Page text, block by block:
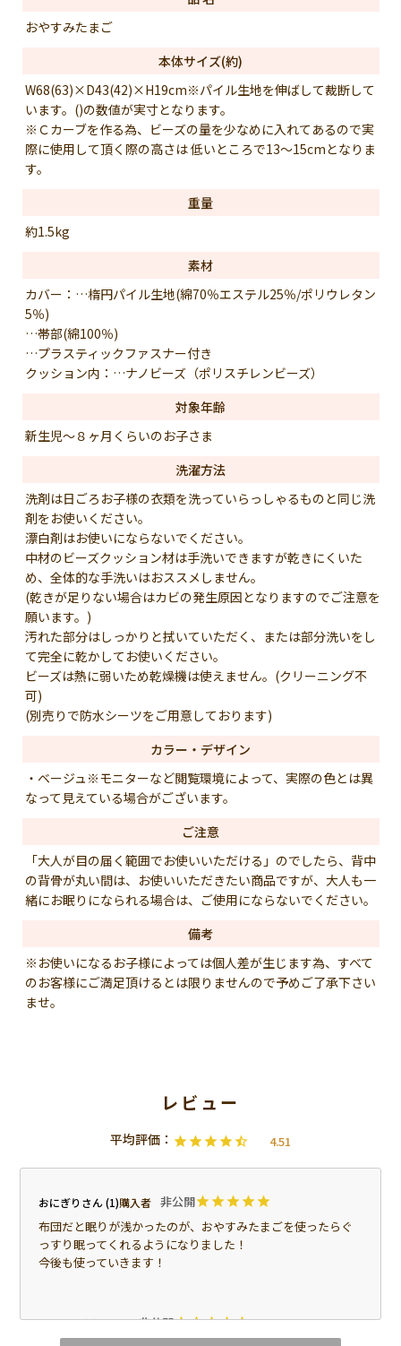
おやすみたまご
本体サイズ(約)
W68(63)×D43(42)×H19cm※パイル生地を伸ばして裁断して
います。()の数値が実寸となります。
※Ｃカーブを作る為、ビーズの量を少なめに入れてあるので実
際に使用して頂く際の高さは 低いところで13〜15cmとなりま
す。
重量
約1.5kg
素材
カバー：…楕円パイル生地(綿70％エステル25％/ポリウレタン
5％)
…帯部(綿100％)
…プラスティックファスナー付き
クッション内：…ナノビーズ（ポリスチレンビーズ）
対象年齢
新生児～８ヶ月くらいのお子さま
洗濯方法
洗剤は日ごろお子様の衣類を洗っていらっしゃるものと同じ洗
剤をお使いください。
漂白剤はお使いにならないでください。
中材のビーズクッション材は手洗いできますが乾きにくいた
め、全体的な手洗いはおススメしません。
(乾きが足りない場合はカビの発生原因となりますのでご注意を
願います。)
汚れた部分はしっかりと拭いていただく、または部分洗いをし
て完全に乾かしてお使いください。
ビーズは熱に弱いため乾燥機は使えません。(クリーニング不
可)
(別売りで防水シーツをご用意しております)
カラー・デザイン
・ベージュ※モニターなど閲覧環境によって、実際の色とは異
なって見えている場合がございます。
ご注意
「大人が目の届く範囲でお使いいただける」のでしたら、背中
の背骨が丸い間は、お使いいただきたい商品ですが、大人も一
緒にお眠りになられる場合は、ご使用にならないでください。
備考
※お使いになるお子様によっては個人差が生じます為、すべて
のお客様にご満足頂けるとは限りませんので予めご了承下さい
ませ。
4.51
おにぎり 1 購入者
非公開
布団だと眠りが浅かったのが、おやすみたまごを使ったらぐ
っすり眠ってくれるようになりました！
今後も使っていきます！
ママ 1 購入者 非公開